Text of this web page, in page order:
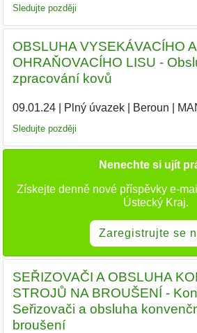
Sledujte později
OBSLUHA VYSEKÁVACÍHO A
OHRAŇOVACÍHO LISU -
zpracování kovů
09.01.24| Plný úvazek| Beroun
Sledujte později
Nenechte si ujít
Získejte denně nové příspěvky e-
Ústecký Kraj.
Zaregistrujte se
SEŘIZOVAČI A OBSLUHA
STROJŮ NA BROUŠENÍ -
Seřizovači a obsluha
broušení